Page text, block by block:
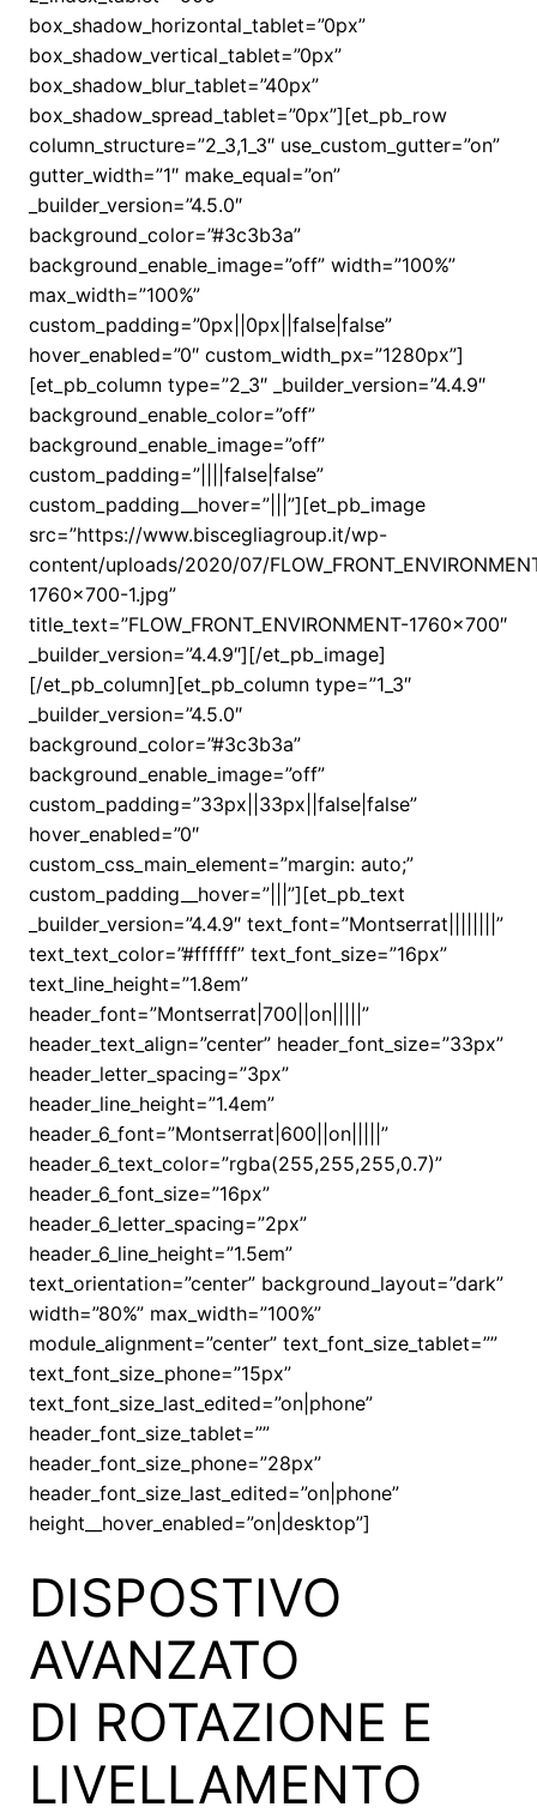
box_shadow_horizontal_tablet=”0px”
box_shadow_vertical_tablet=”0px”
box_shadow_blur_tablet=”40px”
box_shadow_spread_tablet=”0px”][et_pb_row
column_structure=”2_3,1_3″ use_custom_gutter=”on”
gutter_width=”1″ make_equal=”on”
_builder_version=”4.5.0″
background_color=”#3c3b3a”
background_enable_image=”off” width=”100%”
max_width=”100%”
custom_padding=”0px||0px||false|false”
hover_enabled=”0″ custom_width_px=”1280px”]
[et_pb_column type=”2_3″ _builder_version=”4.4.9″
background_enable_color=”off”
background_enable_image=”off”
custom_padding=”||||false|false”
custom_padding__hover=”|||”][et_pb_image
src=”https://www.biscegliagroup.it/wp-
content/uploads/2020/07/
1760×700-1.jpg”
title_text=”FLOW_FRONT_ENVIRONMENT-1760×700″
_builder_version=”4.4.9″][/et_pb_image]
[/et_pb_column][et_pb_column type=”1_3″
_builder_version=”4.5.0″
background_color=”#3c3b3a”
background_enable_image=”off”
custom_padding=”33px||33px||false|false”
hover_enabled=”0″
custom_css_main_element=”margin: auto;”
custom_padding__hover=”|||”][et_pb_text
_builder_version=”4.4.9″ text_font=”Montserrat||||||||”
text_text_color=”#ffffff” text_font_size=”16px”
text_line_height=”1.8em”
header_font=”Montserrat|700||on|||||”
header_text_align=”center” header_font_size=”33px”
header_letter_spacing=”3px”
header_line_height=”1.4em”
header_6_font=”Montserrat|600||on|||||”
header_6_text_color=”rgba(255,255,255,0.7)”
header_6_font_size=”16px”
header_6_letter_spacing=”2px”
header_6_line_height=”1.5em”
text_orientation=”center” background_layout=”dark”
width=”80%” max_width=”100%”
module_alignment=”center” text_font_size_tablet=””
text_font_size_phone=”15px”
text_font_size_last_edited=”on|phone”
header_font_size_tablet=””
header_font_size_phone=”28px”
header_font_size_last_edited=”on|phone”
height__hover_enabled=”on|desktop”]
DISPOSTIVO
AVANZATO
DI ROTAZIONE E
LIVELLAMENTO